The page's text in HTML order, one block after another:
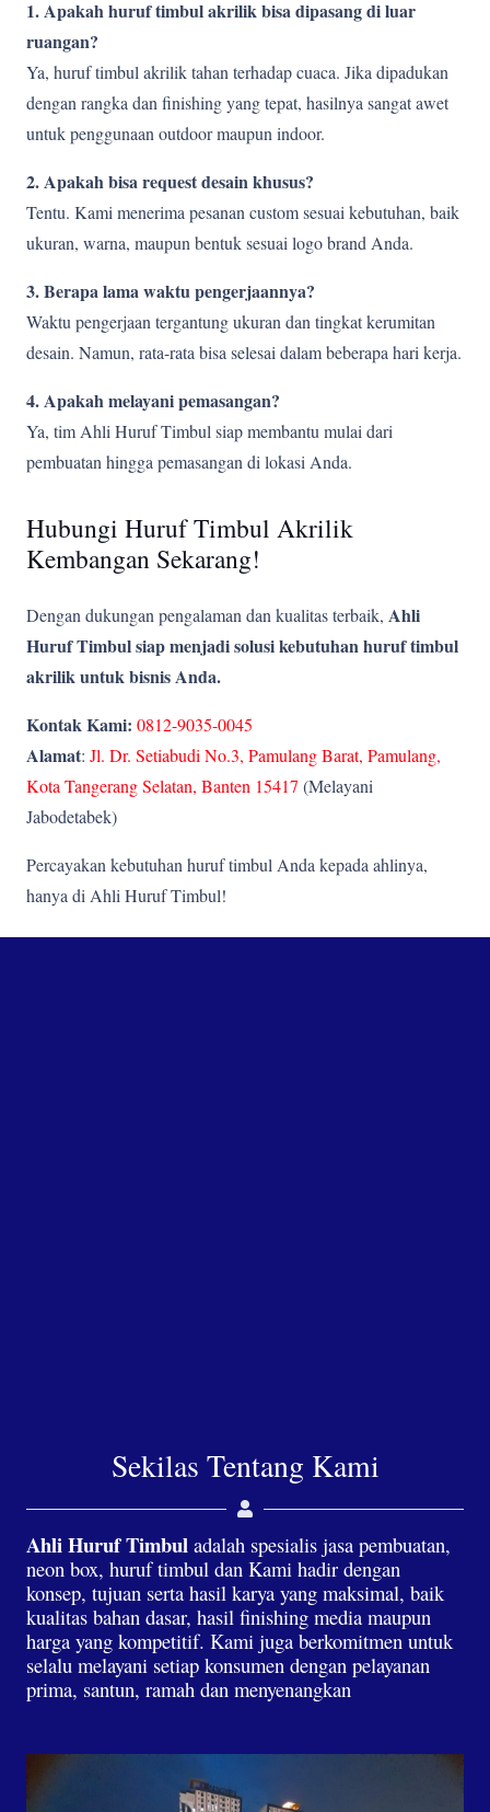
1. Apakah huruf timbul akrilik bisa dipasang di luar
ruangan?
Ya, huruf timbul akrilik tahan terhadap cuaca. Jika dipadukan
dengan rangka dan finishing yang tepat, hasilnya sangat awet
untuk penggunaan outdoor maupun indoor.
2. Apakah bisa request desain khusus?
Tentu. Kami menerima pesanan custom sesuai kebutuhan, baik
ukuran, warna, maupun bentuk sesuai logo brand Anda.
3. Berapa lama waktu pengerjaannya?
Waktu pengerjaan tergantung ukuran dan tingkat kerumitan
desain. Namun, rata-rata bisa selesai dalam beberapa hari kerja.
4. Apakah melayani pemasangan?
Ya, tim Ahli Huruf Timbul siap membantu mulai dari
pembuatan hingga pemasangan di lokasi Anda.
Hubungi Huruf Timbul Akrilik
Kembangan Sekarang!
Dengan dukungan pengalaman dan kualitas terbaik, Ahli
Huruf Timbul siap menjadi solusi kebutuhan huruf timbul
akrilik untuk bisnis Anda.
Kontak Kami: 0812-9035-0045
Alamat: Jl. Dr. Setiabudi No.3, Pamulang Barat, Pamulang,
Kota Tangerang Selatan, Banten 15417 (Melayani
Jabodetabek)
Percayakan kebutuhan huruf timbul Anda kepada ahlinya,
hanya di Ahli Huruf Timbul!
Sekilas Tentang Kami
Ahli Huruf Timbul adalah spesialis jasa pembuatan,
neon box, huruf timbul dan Kami hadir dengan
konsep, tujuan serta hasil karya yang maksimal, baik
kualitas bahan dasar, hasil finishing media maupun
harga yang kompetitif. Kami juga berkomitmen untuk
selalu melayani setiap konsumen dengan pelayanan
prima, santun, ramah dan menyenangkan